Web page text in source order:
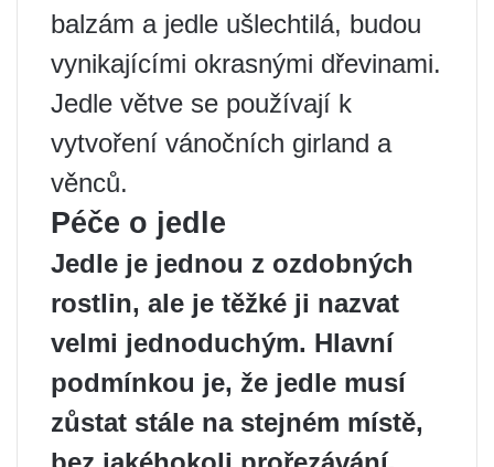
balzám a jedle ušlechtilá, budou
vynikajícími okrasnými dřevinami.
Jedle větve se používají k
vytvoření vánočních girland a
věnců.
Péče o jedle
Jedle je jednou z ozdobných
rostlin, ale je těžké ji nazvat
velmi jednoduchým. Hlavní
podmínkou je, že jedle musí
zůstat stále na stejném místě,